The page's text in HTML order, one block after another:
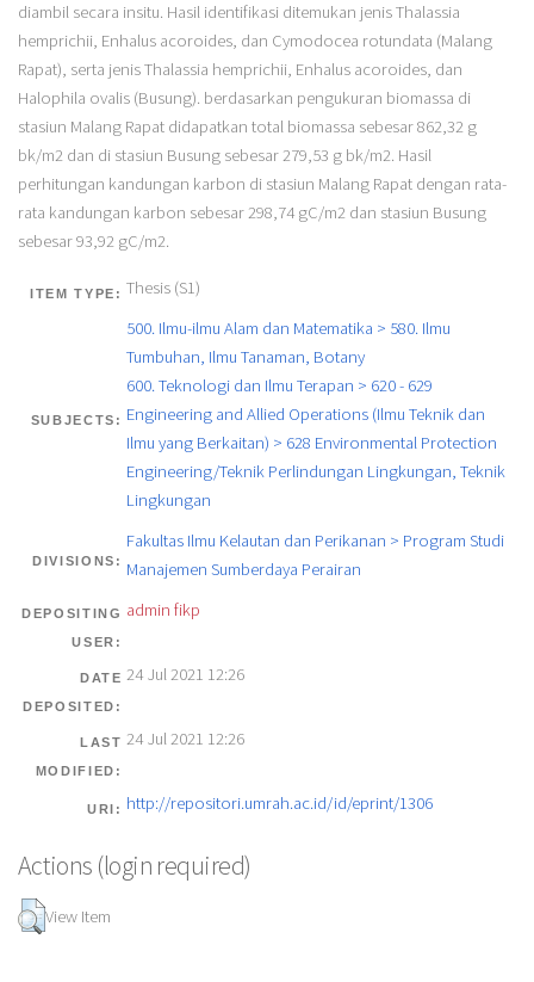
diambil secara insitu. Hasil identifikasi ditemukan jenis Thalassia
hemprichii, Enhalus acoroides, dan Cymodocea rotundata (Malang
Rapat), serta jenis Thalassia hemprichii, Enhalus acoroides, dan
Halophila ovalis (Busung). berdasarkan pengukuran biomassa di
stasiun Malang Rapat didapatkan total biomassa sebesar 862,32 g
bk/m2 dan di stasiun Busung sebesar 279,53 g bk/m2. Hasil
perhitungan kandungan karbon di stasiun Malang Rapat dengan rata-
rata kandungan karbon sebesar 298,74 gC/m2 dan stasiun Busung
sebesar 93,92 gC/m2.
ITEM TYPE: Thesis (S1)
SUBJECTS:
500. Ilmu-ilmu Alam dan Matematika > 580. Ilmu
Tumbuhan, Ilmu Tanaman, Botany
600. Teknologi dan Ilmu Terapan > 620 - 629
Engineering and Allied Operations (Ilmu Teknik dan
Ilmu yang Berkaitan) > 628 Environmental Protection
Engineering/Teknik Perlindungan Lingkungan, Teknik
Lingkungan
DIVISIONS:
Fakultas Ilmu Kelautan dan Perikanan > Program Studi
Manajemen Sumberdaya Perairan
DEPOSITING
USER:
admin fikp
DATE
DEPOSITED:
24 Jul 2021 12:26
LAST
MODIFIED:
24 Jul 2021 12:26
URI: http://repositori.umrah.ac.id/id/eprint/1306
Actions (login required)
View Item